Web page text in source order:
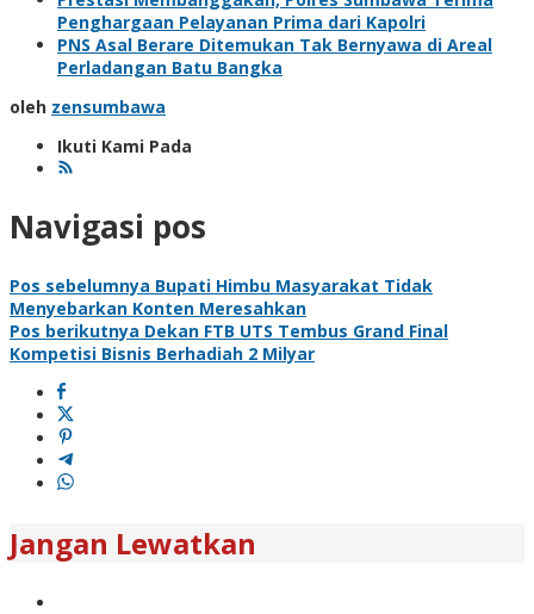
Penghargaan Pelayanan Prima dari Kapolri
PNS Asal Berare Ditemukan Tak Bernyawa di Areal
Perladangan Batu Bangka
oleh zensumbawa
Ikuti Kami Pada
Navigasi pos
Pos sebelumnya Bupati Himbu Masyarakat Tidak
Menyebarkan Konten Meresahkan
Pos berikutnya Dekan FTB UTS Tembus Grand Final
Kompetisi Bisnis Berhadiah 2 Milyar
Jangan Lewatkan